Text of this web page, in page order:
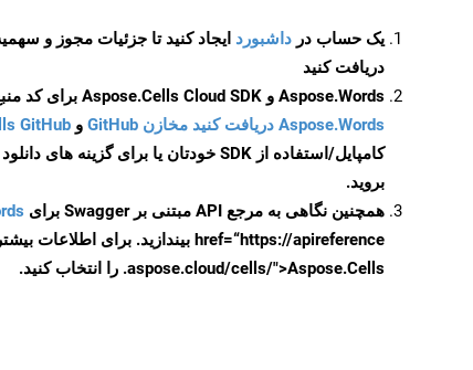
یک حساب در داشبورد
دریافت کنید
Aspose.Words و Aspose.Cells Cloud SDK برای کد منبع Python را از
Aspose.Words دریافت کنید مخازن GitHub
و GitHub
کامپایل/استفاده از SDK خودتان یا برای گزینه های دانلود جایگزین به
بروید.
همچنین نگاهی به مرجع API مبتنی بر Swagger برای
href=“https://apireference بیندازید. برای اطلاعات بیشتر درباره
.aspose.cloud/cells/">Aspose.Cells را انتخاب کنید.